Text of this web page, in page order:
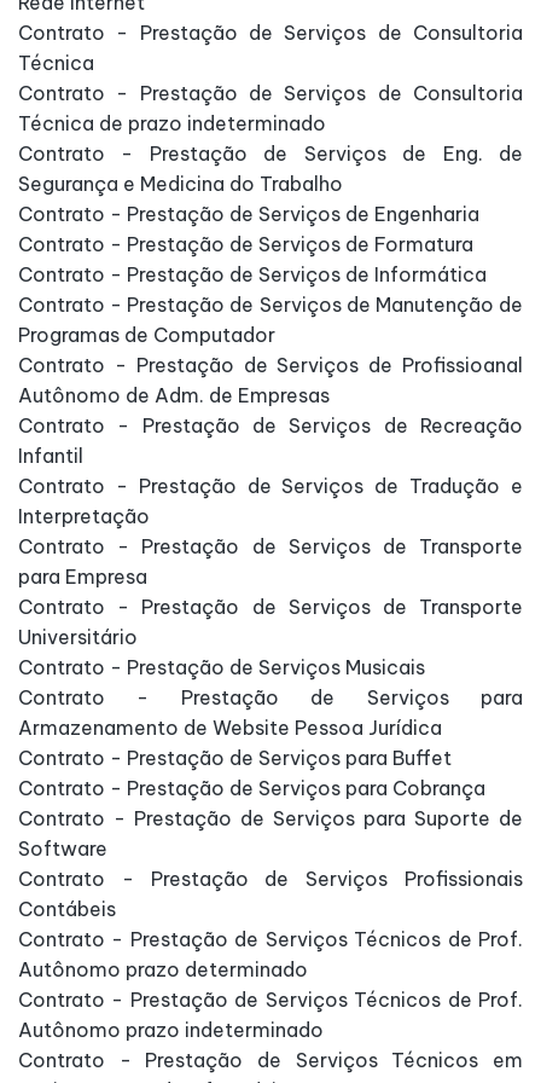
Contrato - Prestação de Serviços de Consultoria
Técnica
Contrato - Prestação de Serviços de Consultoria
Técnica de prazo indeterminado
Contrato - Prestação de Serviços de Eng. de
Segurança e Medicina do Trabalho
Contrato - Prestação de Serviços de Engenharia
Contrato - Prestação de Serviços de Formatura
Contrato - Prestação de Serviços de Informática
Contrato - Prestação de Serviços de Manutenção de
Programas de Computador
Contrato - Prestação de Serviços de Profissioanal
Autônomo de Adm. de Empresas
Contrato - Prestação de Serviços de Recreação
Infantil
Contrato - Prestação de Serviços de Tradução e
Interpretação
Contrato - Prestação de Serviços de Transporte
para Empresa
Contrato - Prestação de Serviços de Transporte
Universitário
Contrato - Prestação de Serviços Musicais
Contrato - Prestação de Serviços para
Armazenamento de Website Pessoa Jurídica
Contrato - Prestação de Serviços para Buffet
Contrato - Prestação de Serviços para Cobrança
Contrato - Prestação de Serviços para Suporte de
Software
Contrato - Prestação de Serviços Profissionais
Contábeis
Contrato - Prestação de Serviços Técnicos de Prof.
Autônomo prazo determinado
Contrato - Prestação de Serviços Técnicos de Prof.
Autônomo prazo indeterminado
Contrato - Prestação de Serviços Técnicos em